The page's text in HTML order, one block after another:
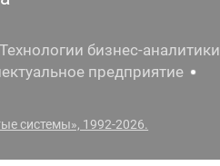
Технологии бизнес-аналитики
предприятие
системы», 1992-2026.